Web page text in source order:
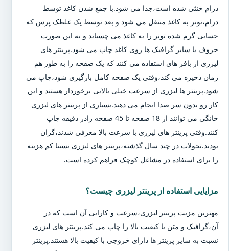
درام خنثی شده است،جدا می شود.با جمع شدن کاغذ توسط
درام،تونر به کاغذ منتقل می شود و بعد توسط یک غلطک پرس که
حسابی گرم شده تونر را به کاغذ می چسباند و به این صورت
حروف یا سایر گرافیک ها روی کاغذ چاپ می شود.پرینتر های
لیزری از بافر های استفاده می کنند که یک صفحه را به طور هم
زمان ذخیره می کند،وقتی یک صفحه کامل بارگیری شود،چاپ می
شود.پرینتر ها لیزری از سرعت خیلی بالایی برخوردار هستند و این
کار رو بدون سر صدا انجام می دهند.بسیاری از پرینتر های لیزری
خانگی می توانند از 18 صفحه تا 45 صفحه رادر دقیقه چاپ
کنند.وقتی پرینتر های لیزری با سرعت بالا معرفی شدند،گران
بودند.تحولات در چند سال گذشته،پرینتر های لیزری نسبتا کم هزینه
را برای استفاده در مشاغل کوچک فراهم کرده است.
مزایایی استفاده از پرینتر لیزری چیست؟
مهترین مزیت پرینتر لیزری،سرعت و کارایی آن است که در
آن،گرافیک و متن با کیفیت بالا را چاپ می کند.پرینتر های لیزری
نسبت به سایر پرینتر ها دارای خروجی با کیفیت بالا هستند.پرینتر